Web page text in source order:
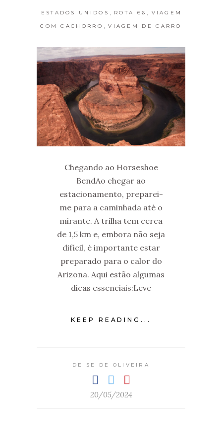
ESTADOS UNIDOS ROTA 66 VIAGEM
COM CACHORRO VIAGEM DE CARRO
Chegando ao Horseshoe
BendAo chegar ao
estacionamento, preparei-
me para a caminhada até o
mirante. A trilha tem cerca
de 1,5 km e, embora não seja
difícil, é importante estar
preparado para o calor do
Arizona. Aqui estão algumas
dicas essenciais:Leve
KEEP READING...
DEISE DE OLIVEIRA
20/05/2024